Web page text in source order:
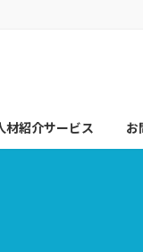
材紹介サービス お